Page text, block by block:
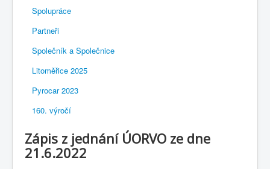
Spolupráce
Partneři
Společník a Společnice
Litoměřice 2025
Pyrocar 2023
160. výročí
Zápis z jednání ÚORVO ze dne
21.6.2022